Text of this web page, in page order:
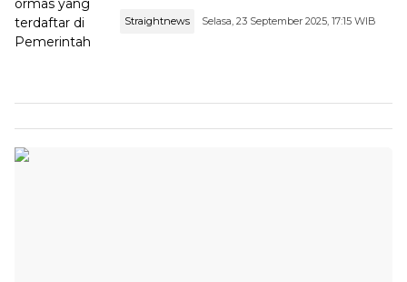
Straightnews Selasa, 23 September 2025, 17:15 WIB